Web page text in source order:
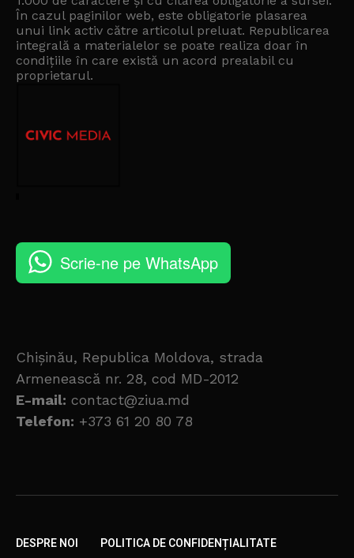
În cazul paginilor web, este obligatorie plasarea
unui link activ către articolul preluat. Republicarea
integrală a materialelor se poate realiza doar în
condițiile în care există un acord prealabil cu
proprietarul.
Scrie-ne pe WhatsApp
Chișinău, Republica Moldova, strada
Armenească nr. 28, cod MD-2012
E-mail: contact@ziua.md
Telefon: +373 61 20 80 78
DESPRE NOI
POLITICA DE CONFIDENȚIALITATE